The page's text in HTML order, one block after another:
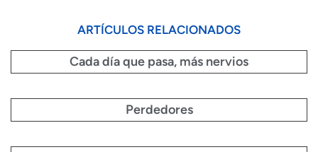
ARTÍCULOS RELACIONADOS
Cada día que pasa, más nervios
Perdedores